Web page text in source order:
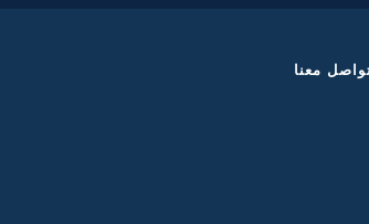
معنا